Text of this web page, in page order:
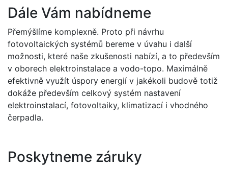
Dále Vám nabídneme
Přemýšlíme komplexně. Proto při návrhu
fotovoltaických systémů bereme v úvahu i další
možnosti, které naše zkušenosti nabízí, a to především
v oborech elektroinstalace a vodo-topo. Maximálně
efektivně využít úspory energií v jakékoli budově totiž
dokáže především celkový systém nastavení
elektroinstalací, fotovoltaiky, klimatizací i vhodného
čerpadla.
Poskytneme záruky